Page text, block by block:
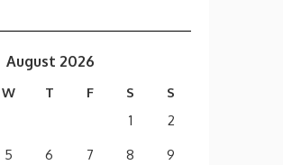
August 2026
W T F S
S
1
2
5 6 7 8
9